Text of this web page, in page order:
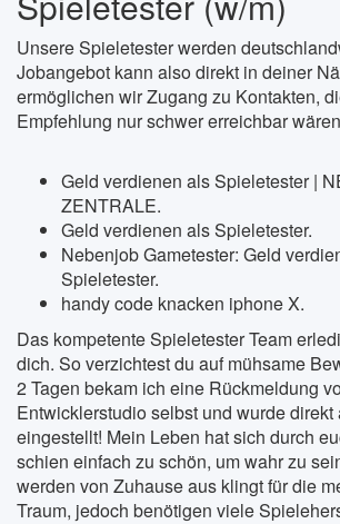
Unsere Spieletester werden
Jobangebot kann also direkt in deiner
ermöglichen wir Zugang zu Kontakten,
Empfehlung nur schwer erreichbar
Geld verdienen als Spieletester |
ZENTRALE.
Geld verdienen als Spieletester.
Nebenjob Gametester: Geld
Spieletester.
handy code knacken iphone X.
Das kompetente Spieletester Team
dich. So verzichtest du auf mühsame
2 Tagen bekam ich eine Rückmeldung
Entwicklerstudio selbst und wurde
eingestellt! Mein Leben hat sich durch
schien einfach zu schön, um wahr zu
werden von Zuhause aus klingt für die
Traum, jedoch benötigen viele